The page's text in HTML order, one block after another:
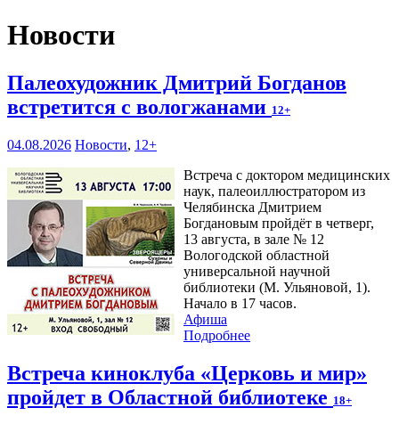
Новости
Палеохудожник Дмитрий Богданов
встретится с вологжанами 12+
04.08.2026 Новости, 12+
Встреча с доктором медицинских
наук, палеоиллюстратором из
Челябинска Дмитрием
Богдановым пройдёт в четверг,
13 августа, в зале № 12
Вологодской областной
универсальной научной
библиотеки (М. Ульяновой, 1).
Начало в 17 часов.
Афиша
Подробнее
Встреча киноклуба «Церковь и мир»
пройдет в Областной библиотеке 18+